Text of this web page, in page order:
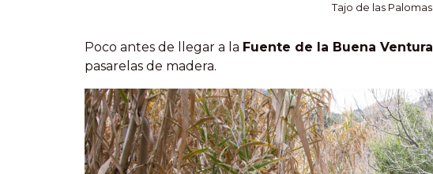
Tajo de las Palomas
Poco antes de llegar a la Fuente de la Buena Ventura
pasarelas de madera.